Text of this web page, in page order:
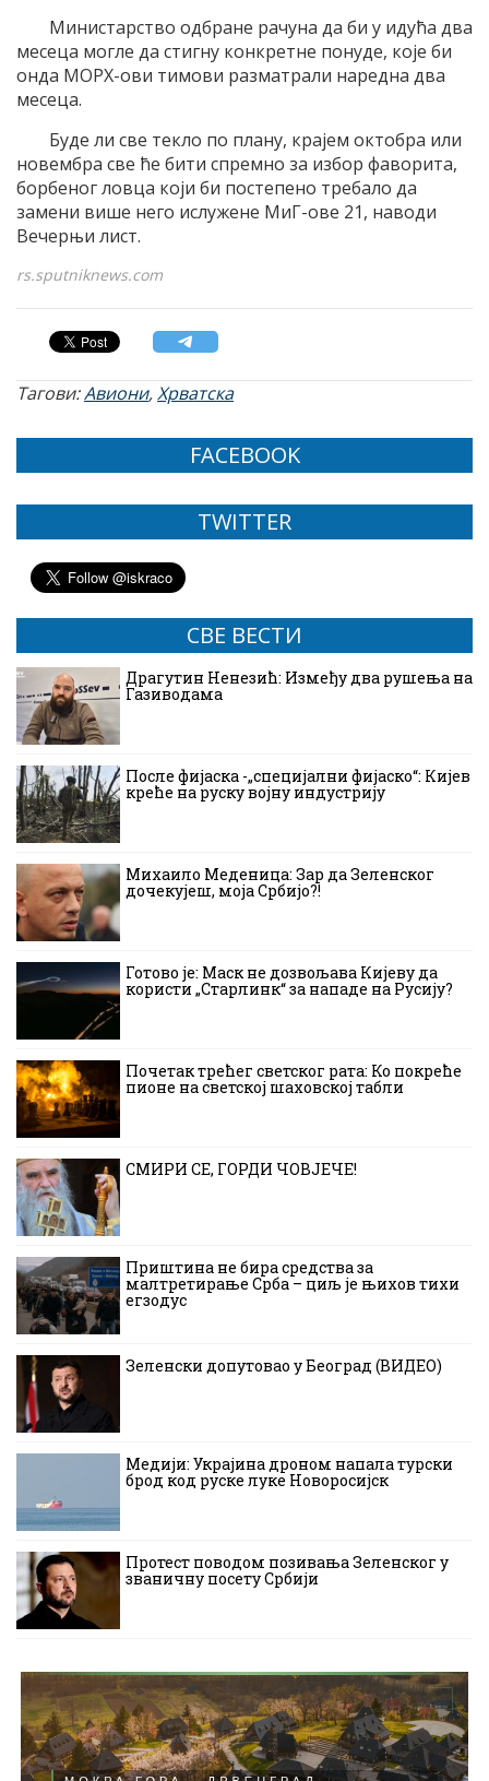
Министарство одбране рачуна да би у идућа два
месеца могле да стигну конкретне понуде, које би
онда МОРХ-ови тимови разматрали наредна два
месеца.
Буде ли све текло по плану, крајем октобра или
новембра све ће бити спремно за избор фаворита,
борбеног ловца који би постепено требало да
замени више него ислужене МиГ-ове 21, наводи
Вечерњи лист.
rs.sputniknews.com
Тагови:Авиони,Хрватска
FACEBOOK
TWITTER
СВЕ ВЕСТИ
Драгутин Ненезић: Између два рушења на
Газиводама
После фијаска -„специјални фијаско“: Кијев
креће на руску војну индустрију
Михаило Меденица: Зар да Зеленског
дочекујеш, моја Србијо?!
Готово је: Маск не дозвољава Кијеву да
користи „Старлинк“ за нападе на Русију?
Почетак трећег светског рата: Ко покреће
пионе на светској шаховској табли
СМИРИ СЕ, ГОРДИ ЧОВЈЕЧЕ!
Приштина не бира средства за
малтретирање Срба – циљ је њихов тихи
егзодус
Зеленски допутовао у Београд (ВИДЕО)
Медији: Украјина дроном напала турски
брод код руске луке Новоросијск
Протест поводом позивања Зеленског у
званичну посету Србији